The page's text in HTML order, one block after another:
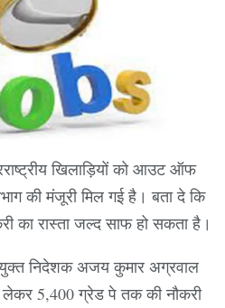
खिलाड़ियों को आउट ऑफ
की मंजूरी मिल गई है। बता दे कि
का रास्ता जल्द साफ हो सकता है।
निदेशक अजय कुमार अग्रवाल
5,400 ग्रेड पे तक की नौकरी